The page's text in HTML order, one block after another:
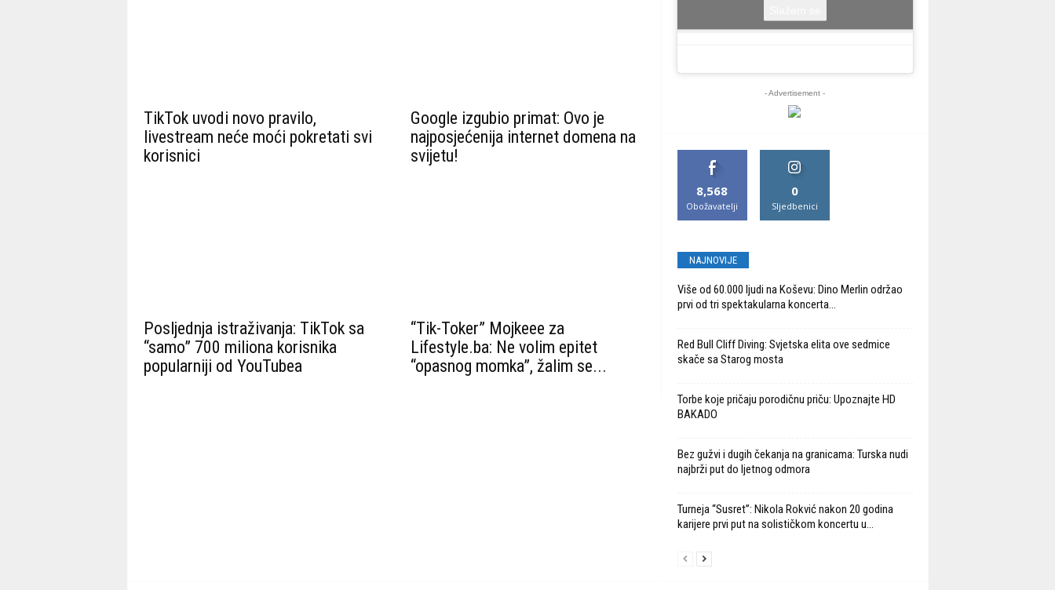
TikTok uvodi novo pravilo,
livestream neće moći pokretati svi
korisnici
Google izgubio primat: Ovo je
najposjećenija internet domena na
svijetu!
Posljednja istraživanja: TikTok sa
“samo” 700 miliona korisnika
popularniji od YouTubea
“Tik-Toker” Mojkeee za
Lifestyle.ba: Ne volim epitet
“opasnog momka”, žalim se...
- Advertisement -
8,568
Obožavatelji
0
Sljedbenici
NAJNOVIJE
Više od 60.000 ljudi na Koševu: Dino Merlin održao
prvi od tri spektakularna koncerta...
Red Bull Cliff Diving: Svjetska elita ove sedmice
skače sa Starog mosta
Torbe koje pričaju porodičnu priču: Upoznajte HD
BAKADO
Bez gužvi i dugih čekanja na granicama: Turska nudi
najbrži put do ljetnog odmora
Turneja “Susret”: Nikola Rokvić nakon 20 godina
karijere prvi put na solističkom koncertu u...